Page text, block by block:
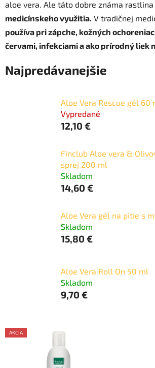
aloe vera. Ale táto dobre známa rastlina
medicínskeho využitia. V tradičnej
používa pri zápche, kožných
červami, infekciami a ako prírodný liek
Najpredávanejšie
Aloe Vera Rescue gél 60
Vypredané
12,10 €
Finclub Aloe vera &
sprej 200 ml
Skladom
14,60 €
Aloe Vera gél na pitie s
Skladom
15,80 €
Aloe Vera Roll On 50 ml
Skladom
9,70 €
V
ý
AKCIA